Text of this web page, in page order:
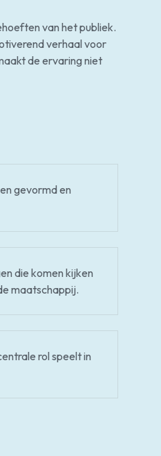
van het publiek.
verhaal voor
de ervaring niet
gevormd en
die komen kijken
maatschappij.
rol speelt in